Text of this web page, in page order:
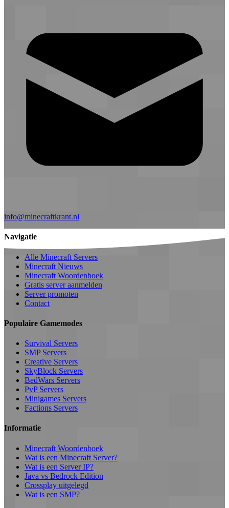
info@minecraftkrant.nl
Navigatie
Alle Minecraft Servers
Minecraft Nieuws
Minecraft Woordenboek
Gratis server aanmelden
Server promoten
Contact
Populaire Gamemodes
Survival Servers
SMP Servers
Creative Servers
SkyBlock Servers
BedWars Servers
PvP Servers
Minigames Servers
Factions Servers
Informatie
Minecraft Woordenboek
Wat is een Minecraft Server?
Wat is een Server IP?
Java vs Bedrock Edition
Crossplay uitgelegd
Wat is een SMP?